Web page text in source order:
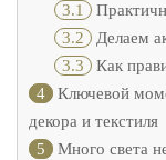
3.1
3.2 Делаем
3.3 Как
4
Ключевой
декора и текстиля
5
Много света